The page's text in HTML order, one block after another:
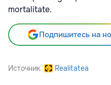
mortalitate.
Подпишитесь на
Источник Realitatea